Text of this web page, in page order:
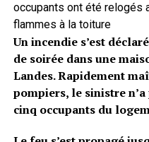
occupants ont été relogés
flammes à la toiture
Un incendie s’est
de soirée dans une
Landes. Rapidement
pompiers, le sinistre
cinq occupants du